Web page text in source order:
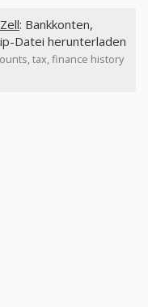
: Bankkonten,
Datei herunterladen
tax, finance history